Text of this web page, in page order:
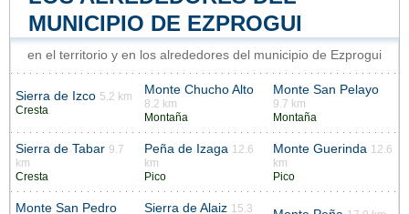
MUNICIPIO DE EZPROGUI
en el territorio y en los alrededores del municipio de Ezprogui
Sierra de Izco 5.2 km
Cresta
Monte Chucho Alto
8.2 km
Montaña
Monte San Pelayo
9.7 km
Montaña
Sierra de Tabar 9.7
km
Cresta
Peña de Izaga 12.6
km
Pico
Monte Guerinda 12.6
km
Pico
Monte San Pedro Sierra de Alaiz 15.3